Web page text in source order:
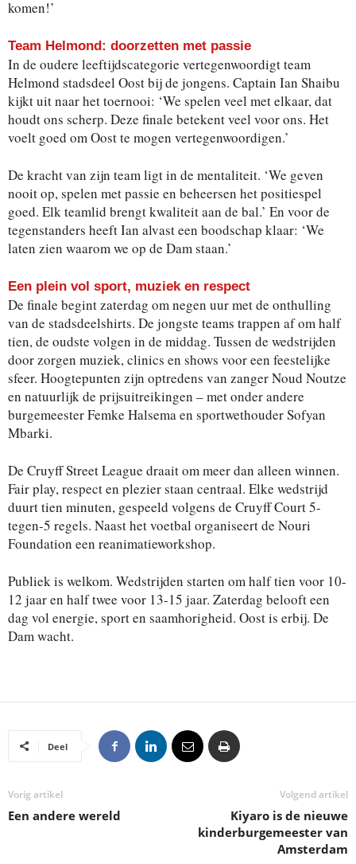
komen!’
Team Helmond: doorzetten met passie
In de oudere leeftijdscategorie vertegenwoordigt team
Helmond stadsdeel Oost bij de jongens. Captain Ian Shaibu
kijkt uit naar het toernooi: ‘We spelen veel met elkaar, dat
houdt ons scherp. Deze finale betekent veel voor ons. Het
voelt goed om Oost te mogen vertegenwoordigen.’
De kracht van zijn team ligt in de mentaliteit. ‘We geven
nooit op, spelen met passie en beheersen het positiespel
goed. Elk teamlid brengt kwaliteit aan de bal.’ En voor de
tegenstanders heeft Ian alvast een boodschap klaar: ‘We
laten zien waarom we op de Dam staan.’
Een plein vol sport, muziek en respect
De finale begint zaterdag om negen uur met de onthulling
van de stadsdeelshirts. De jongste teams trappen af om half
tien, de oudste volgen in de middag. Tussen de wedstrijden
door zorgen muziek, clinics en shows voor een feestelijke
sfeer. Hoogtepunten zijn optredens van zanger Noud Noutze
en natuurlijk de prijsuitreikingen – met onder andere
burgemeester Femke Halsema en sportwethouder Sofyan
Mbarki.
De Cruyff Street League draait om meer dan alleen winnen.
Fair play, respect en plezier staan centraal. Elke wedstrijd
duurt tien minuten, gespeeld volgens de Cruyff Court 5-
tegen-5 regels. Naast het voetbal organiseert de Nouri
Foundation een reanimatieworkshop.
Publiek is welkom. Wedstrijden starten om half tien voor 10-
12 jaar en half twee voor 13-15 jaar. Zaterdag belooft een
dag vol energie, sport en saamhorigheid. Oost is erbij. De
Dam wacht.
Deel
Vorig artikel
Een andere wereld
Volgend artikel
Kiyaro is de nieuwe
kinderburgemeester van
Amsterdam